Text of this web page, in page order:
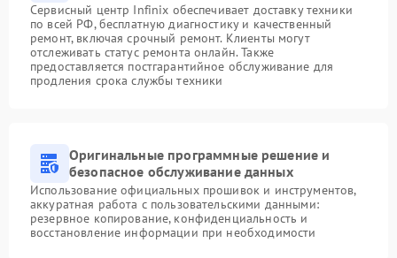
Сервисный центр Infinix обеспечивает доставку техники
по всей РФ, бесплатную диагностику и качественный
ремонт, включая срочный ремонт. Клиенты могут
отслеживать статус ремонта онлайн. Также
предоставляется постгарантийное обслуживание для
продления срока службы техники
Оригинальные программные решение и
безопасное обслуживание данных
Использование официальных прошивок и инструментов,
аккуратная работа с пользовательскими данными:
резервное копирование, конфиденциальность и
восстановление информации при необходимости